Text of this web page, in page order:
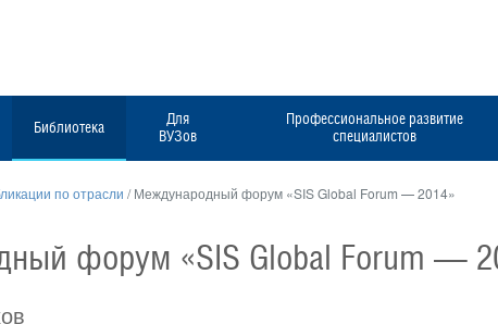
Библиотека
Для
ВУЗов
Профессиональное развитие
специалистов
по отрасли /Международный форум «SIS Global Forum — 2014»
форум «SIS Global Forum —